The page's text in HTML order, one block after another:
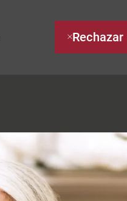
Rechazar